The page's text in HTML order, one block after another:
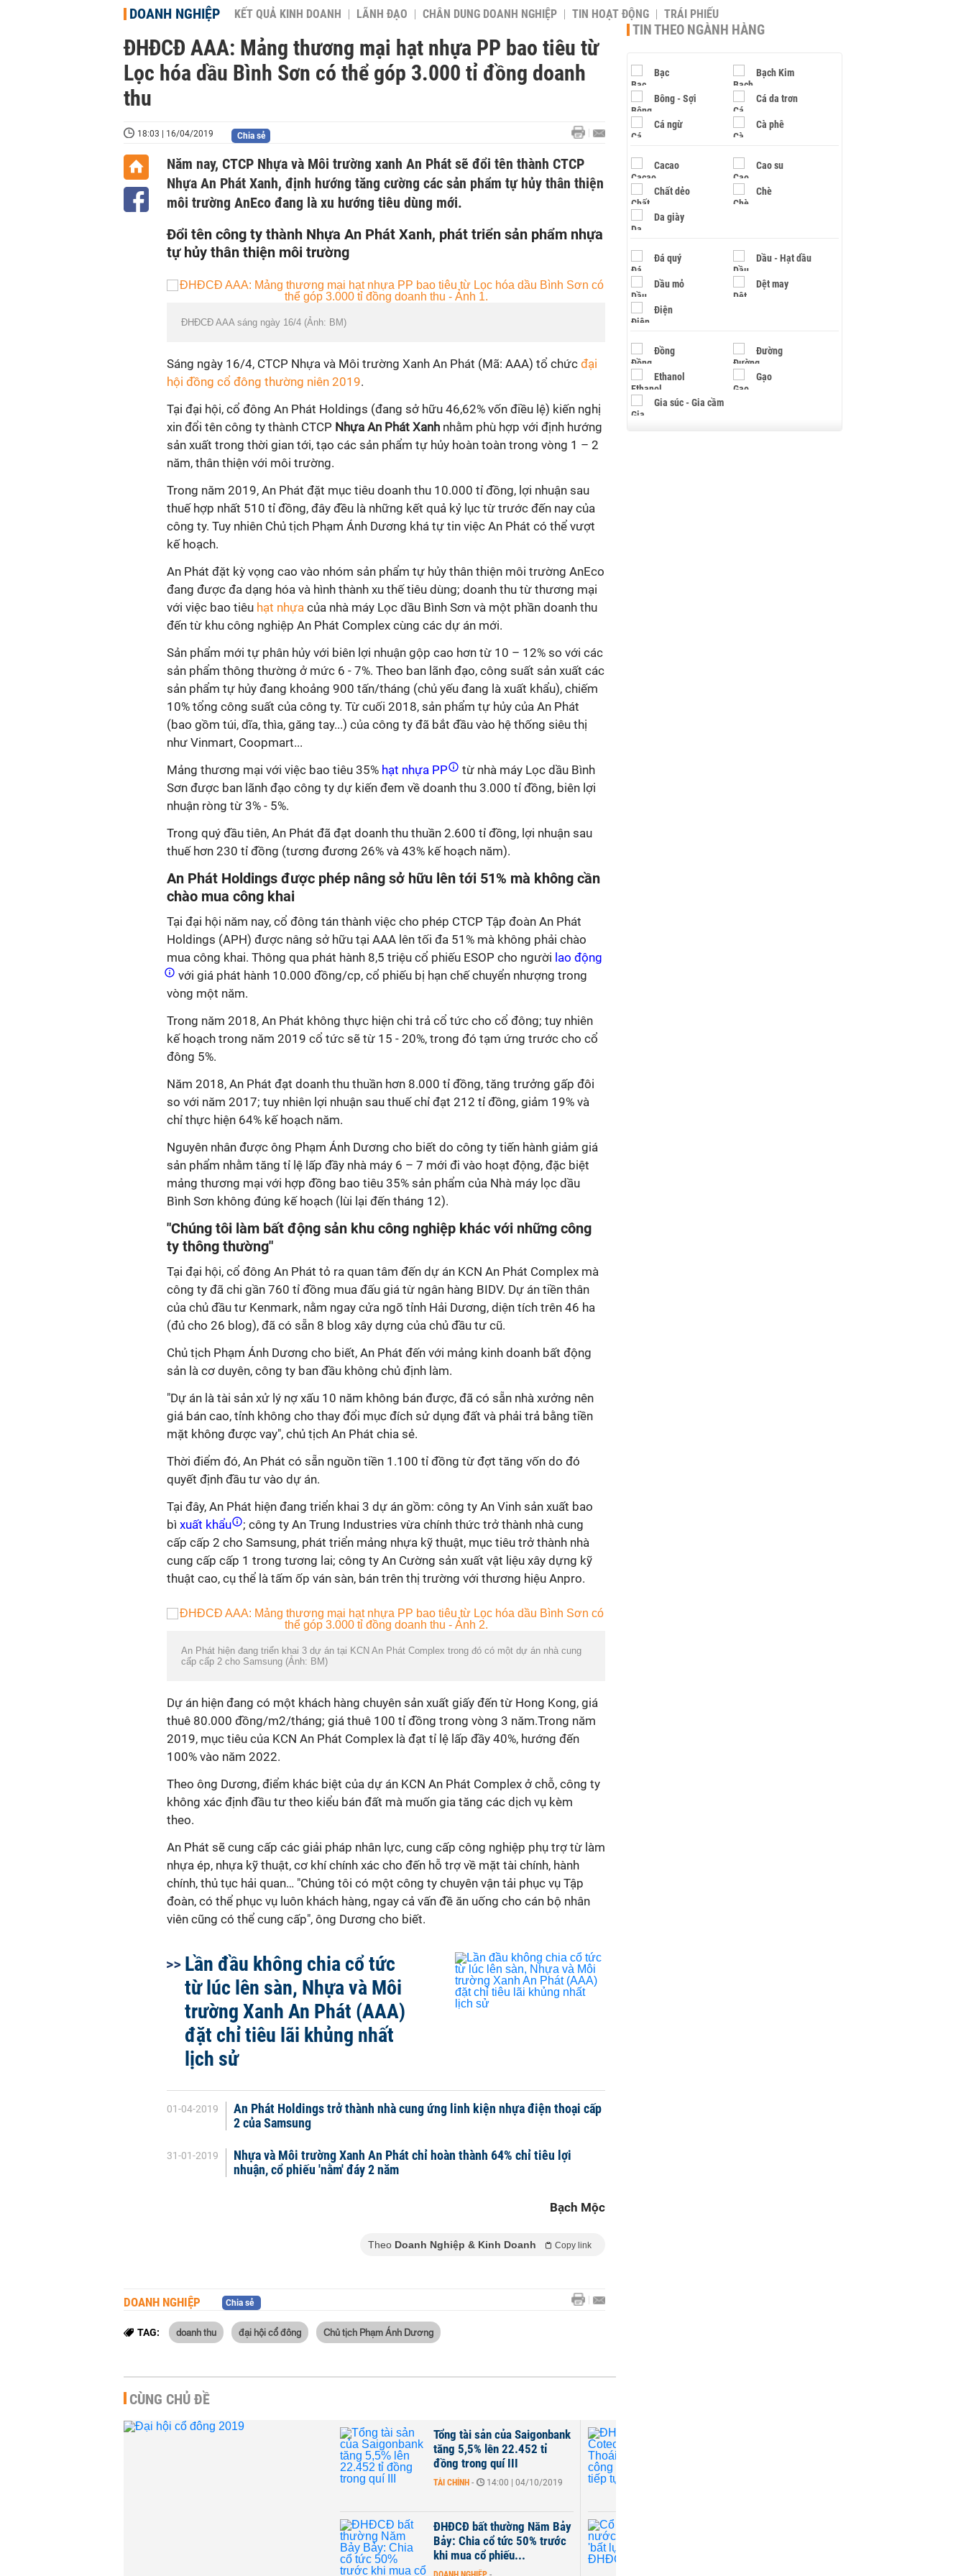
DOANH NGHIỆP KẾT QUẢ KINH DOANH LÃNH ĐẠO CHÂN DUNG DOANH NGHIỆP TIN HOẠT ĐỘNG TRÁI PHIẾU
ĐHĐCĐ AAA: Mảng thương mại hạt nhựa PP bao tiêu từ
Lọc hóa dầu Bình Sơn có thể góp 3.000 tỉ đồng doanh
thu
18:03 | 16/04/2019 Chia sẻ
Năm nay, CTCP Nhựa và Môi trường xanh An Phát sẽ đổi tên thành CTCP
Nhựa An Phát Xanh, định hướng tăng cường các sản phẩm tự hủy thân thiện
môi trường AnEco đang là xu hướng tiêu dùng mới.
Đổi tên công ty thành Nhựa An Phát Xanh, phát triển sản phẩm nhựa
tự hủy thân thiện môi trường
ĐHĐCĐ AAA sáng ngày 16/4 (Ảnh: BM)
Sáng ngày 16/4, CTCP Nhựa và Môi trường Xanh An Phát (Mã: AAA) tổ chức đại
hội đồng cổ đông thường niên 2019.
Tại đại hội, cổ đông An Phát Holdings (đang sở hữu 46,62% vốn điều lệ) kiến nghị
xin đổi tên công ty thành CTCP Nhựa An Phát Xanh nhằm phù hợp với định hướng
sản xuất trong thời gian tới, tạo các sản phẩm tự hủy hoàn toàn trong vòng 1 – 2
năm, thân thiện với môi trường.
Trong năm 2019, An Phát đặt mục tiêu doanh thu 10.000 tỉ đồng, lợi nhuận sau
thuế hợp nhất 510 tỉ đồng, đây đều là những kết quả kỷ lục từ trước đến nay của
công ty. Tuy nhiên Chủ tịch Phạm Ánh Dương khá tự tin việc An Phát có thể vượt
kế hoạch.
An Phát đặt kỳ vọng cao vào nhóm sản phẩm tự hủy thân thiện môi trường AnEco
đang được đa dạng hóa và hình thành xu thế tiêu dùng; doanh thu từ thương mại
với việc bao tiêu hạt nhựa của nhà máy Lọc dầu Bình Sơn và một phần doanh thu
đến từ khu công nghiệp An Phát Complex cùng các dự án mới.
Sản phẩm mới tự phân hủy với biên lợi nhuận gộp cao hơn từ 10 – 12% so với các
sản phẩm thông thường ở mức 6 - 7%. Theo ban lãnh đạo, công suất sản xuất các
sản phẩm tự hủy đang khoảng 900 tấn/tháng (chủ yếu đang là xuất khẩu), chiếm
10% tổng công suất của công ty. Từ cuối 2018, sản phẩm tự hủy của An Phát
(bao gồm túi, dĩa, thìa, găng tay...) của công ty đã bắt đầu vào hệ thống siêu thị
như Vinmart, Coopmart...
Mảng thương mại với việc bao tiêu 35% hạt nhựa PP
từ nhà máy Lọc dầu Bình
Sơn được ban lãnh đạo công ty dự kiến đem về doanh thu 3.000 tỉ đồng, biên lợi
nhuận ròng từ 3% - 5%.
Trong quý đầu tiên, An Phát đã đạt doanh thu thuần 2.600 tỉ đồng, lợi nhuận sau
thuế hơn 230 tỉ đồng (tương đương 26% và 43% kế hoạch năm).
An Phát Holdings được phép nâng sở hữu lên tới 51% mà không cần
chào mua công khai
Tại đại hội năm nay, cổ đông tán thành việc cho phép CTCP Tập đoàn An Phát
Holdings (APH) được nâng sở hữu tại AAA lên tối đa 51% mà không phải chào
mua công khai. Thông qua phát hành 8,5 triệu cổ phiếu ESOP cho người lao động
với giá phát hành 10.000 đồng/cp, cổ phiếu bị hạn chế chuyển nhượng trong
vòng một năm.
Trong năm 2018, An Phát không thực hiện chi trả cổ tức cho cổ đông; tuy nhiên
kế hoạch trong năm 2019 cổ tức sẽ từ 15 - 20%, trong đó tạm ứng trước cho cổ
đông 5%.
Năm 2018, An Phát đạt doanh thu thuần hơn 8.000 tỉ đồng, tăng trưởng gấp đôi
so với năm 2017; tuy nhiên lợi nhuận sau thuế chỉ đạt 212 tỉ đồng, giảm 19% và
chỉ thực hiện 64% kế hoạch năm.
Nguyên nhân được ông Phạm Ánh Dương cho biết do công ty tiến hành giảm giá
sản phẩm nhằm tăng tỉ lệ lấp đầy nhà máy 6 – 7 mới đi vào hoạt động, đặc biệt
mảng thương mại với hợp đồng bao tiêu 35% sản phẩm của Nhà máy lọc dầu
Bình Sơn không đúng kế hoạch (lùi lại đến tháng 12).
"Chúng tôi làm bất động sản khu công nghiệp khác với những công
ty thông thường"
Tại đại hội, cổ đông An Phát tỏ ra quan tâm đến dự án KCN An Phát Complex mà
công ty đã chi gần 760 tỉ đồng mua đấu giá từ ngân hàng BIDV. Dự án tiền thân
của chủ đầu tư Kenmark, nằm ngay cửa ngõ tỉnh Hải Dương, diện tích trên 46 ha
(đủ cho 26 blog), đã có sẵn 8 blog xây dựng của chủ đầu tư cũ.
Chủ tịch Phạm Ánh Dương cho biết, An Phát đến với mảng kinh doanh bất động
sản là cơ duyên, công ty ban đầu không chủ định làm.
"Dự án là tài sản xử lý nợ xấu 10 năm không bán được, đã có sẵn nhà xưởng nên
giá bán cao, tỉnh không cho thay đổi mục đích sử dụng đất và phải trả bằng tiền
mặt không được vay", chủ tịch An Phát chia sẻ.
Thời điểm đó, An Phát có sẵn nguồn tiền 1.100 tỉ đồng từ đợt tăng vốn do đó
quyết định đầu tư vào dự án.
Tại đây, An Phát hiện đang triển khai 3 dự án gồm: công ty An Vinh sản xuất bao
bì xuất khẩu
; công ty An Trung Industries vừa chính thức trở thành nhà cung
cấp cấp 2 cho Samsung, phát triển mảng nhựa kỹ thuật, mục tiêu trở thành nhà
cung cấp cấp 1 trong tương lai; công ty An Cường sản xuất vật liệu xây dựng kỹ
thuật cao, cụ thể là tấm ốp ván sàn, bán trên thị trường với thương hiệu Anpro.
An Phát hiện đang triển khai 3 dự án tại KCN An Phát Complex trong đó có một dự án nhà cung
cấp cấp 2 cho Samsung (Ảnh: BM)
Dự án hiện đang có một khách hàng chuyên sản xuất giấy đến từ Hong Kong, giá
thuê 80.000 đồng/m2/tháng; giá thuê 100 tỉ đồng trong vòng 3 năm.Trong năm
2019, mục tiêu của KCN An Phát Complex là đạt tỉ lệ lấp đầy 40%, hướng đến
100% vào năm 2022.
Theo ông Dương, điểm khác biệt của dự án KCN An Phát Complex ở chỗ, công ty
không xác định đầu tư theo kiểu bán đất mà muốn gia tăng các dịch vụ kèm
theo.
An Phát sẽ cung cấp các giải pháp nhân lực, cung cấp công nghiệp phụ trợ từ làm
nhựa ép, nhựa kỹ thuật, cơ khí chính xác cho đến hỗ trợ về mặt tài chính, hành
chính, thủ tục hải quan… "Chúng tôi có một công ty chuyên vận tải phục vụ Tập
đoàn, có thể phục vụ luôn khách hàng, ngay cả vấn đề ăn uống cho cán bộ nhân
viên cũng có thể cung cấp", ông Dương cho biết.
Lần đầu không chia cổ tức
từ lúc lên sàn, Nhựa và Môi
trường Xanh An Phát (AAA)
đặt chỉ tiêu lãi khủng nhất
lịch sử
01-04-2019
An Phát Holdings trở thành nhà cung ứng linh kiện nhựa điện thoại cấp
2 của Samsung
31-01-2019
Nhựa và Môi trường Xanh An Phát chỉ hoàn thành 64% chỉ tiêu lợi
nhuận, cổ phiếu 'nằm' đáy 2 năm
Bạch Mộc
Theo Doanh Nghiệp & Kinh Doanh Copy link
DOANH NGHIỆP Chia sẻ
TAG: doanh thu đại hội cổ đông Chủ tịch Phạm Ánh Dương
CÙNG CHỦ ĐỀ
Tổng tài sản của Saigonbank
tăng 5,5% lên 22.452 tỉ
14:00 | 04/10/2019
ĐHĐCĐ bất thường Năm Bảy
Bảy: Chia cổ tức 50% trước
khi mua cổ phiếu...
ĐHCĐ CotecLand: Thoái vốn
tại ba công ty liên kết, tiếp
tục xin...
DOANH NGHIỆP -
Cổ đông Nhà nước HFIC
cũng 'bất lực' tại ĐHĐCĐ
Suleco
TIN THEO NGÀNH HÀNG
Bạc Bạch Kim
Bông - Sợi Cá da trơn
Cá ngừ Cà phê
Cacao Cao su
Chất dẻo Chè
Da giày
Đá quý Dầu - Hạt dầu
Dầu mỏ Dệt may
Điện
Đồng Đường
Ethanol Gạo
Gia súc - Gia cầm